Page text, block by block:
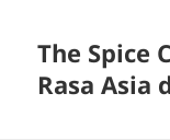
The Spice
Rasa Asia